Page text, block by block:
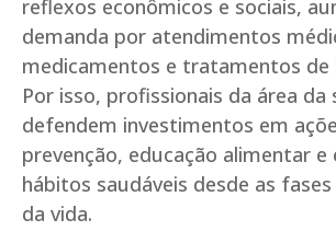
reflexos econômicos e sociais,
demanda por atendimentos
medicamentos e tratamentos de
Por isso, profissionais da área da
defendem investimentos em
prevenção, educação alimentar e
hábitos saudáveis desde as
da vida.